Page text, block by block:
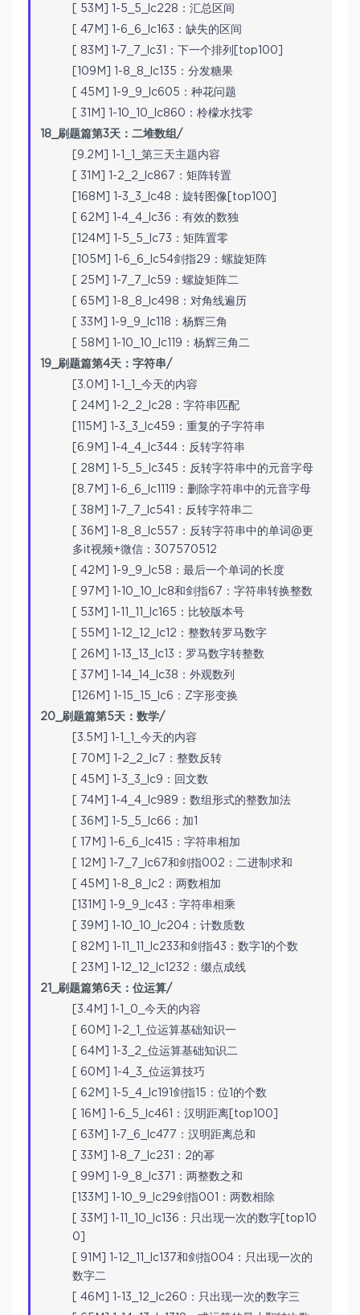
[ 53M] 1-5_5_lc228：汇总区间
[ 47M] 1-6_6_lc163：缺失的区间
[ 83M] 1-7_7_lc31：下一个排列[top100]
[109M] 1-8_8_lc135：分发糖果
[ 45M] 1-9_9_lc605：种花问题
[ 31M] 1-10_10_lc860：柃檬水找零
18_刷题篇第3天：二堆数组/
[9.2M] 1-1_1_第三天主题内容
[ 31M] 1-2_2_lc867：矩阵转置
[168M] 1-3_3_lc48：旋转图像[top100]
[ 62M] 1-4_4_lc36：有效的数独
[124M] 1-5_5_lc73：矩阵置零
[105M] 1-6_6_lc54剑指29：螺旋矩阵
[ 25M] 1-7_7_lc59：螺旋矩阵二
[ 65M] 1-8_8_lc498：对角线遍历
[ 33M] 1-9_9_lc118：杨辉三角
[ 58M] 1-10_10_lc119：杨辉三角二
19_刷题篇第4天：字符串/
[3.0M] 1-1_1_今天的内容
[ 24M] 1-2_2_lc28：字符串匹配
[115M] 1-3_3_lc459：重复的子字符串
[6.9M] 1-4_4_lc344：反转字符串
[ 28M] 1-5_5_lc345：反转字符串中的元音字母
[8.7M] 1-6_6_lc1119：删除字符串中的元音字母
[ 38M] 1-7_7_lc541：反转字符串二
[ 36M] 1-8_8_lc557：反转字符串中的单词@更
多it视频+微信：307570512
[ 42M] 1-9_9_lc58：最后一个单词的长度
[ 97M] 1-10_10_lc8和剑指67：字符串转换整数
[ 53M] 1-11_11_lc165：比较版本号
[ 55M] 1-12_12_lc12：整数转罗马数字
[ 26M] 1-13_13_lc13：罗马数字转整数
[ 37M] 1-14_14_lc38：外观数列
[126M] 1-15_15_lc6：Z字形变换
20_刷题篇第5天：数学/
[3.5M] 1-1_1_今天的内容
[ 70M] 1-2_2_lc7：整数反转
[ 45M] 1-3_3_lc9：回文数
[ 74M] 1-4_4_lc989：数组形式的整数加法
[ 36M] 1-5_5_lc66：加1
[ 17M] 1-6_6_lc415：字符串相加
[ 12M] 1-7_7_lc67和剑指002：二进制求和
[ 45M] 1-8_8_lc2：两数相加
[131M] 1-9_9_lc43：字符串相乘
[ 39M] 1-10_10_lc204：计数质数
[ 82M] 1-11_11_lc233和剑指43：数字1的个数
[ 23M] 1-12_12_lc1232：缀点成线
21_刷题篇第6天：位运算/
[3.4M] 1-1_0_今天的内容
[ 60M] 1-2_1_位运算基础知识一
[ 64M] 1-3_2_位运算基础知识二
[ 60M] 1-4_3_位运算技巧
[ 62M] 1-5_4_lc191剑指15：位1的个数
[ 16M] 1-6_5_lc461：汉明距离[top100]
[ 63M] 1-7_6_lc477：汉明距离总和
[ 33M] 1-8_7_lc231：2的幂
[ 99M] 1-9_8_lc371：两整数之和
[133M] 1-10_9_lc29剑指001：两数相除
[ 33M] 1-11_10_lc136：只出现一次的数字[top10
0]
[ 91M] 1-12_11_lc137和剑指004：只出现一次的
数字二
[ 46M] 1-13_12_lc260：只出现一次的数字三